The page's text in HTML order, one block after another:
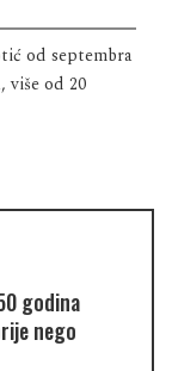
od septembra
više od 20
godina
nego